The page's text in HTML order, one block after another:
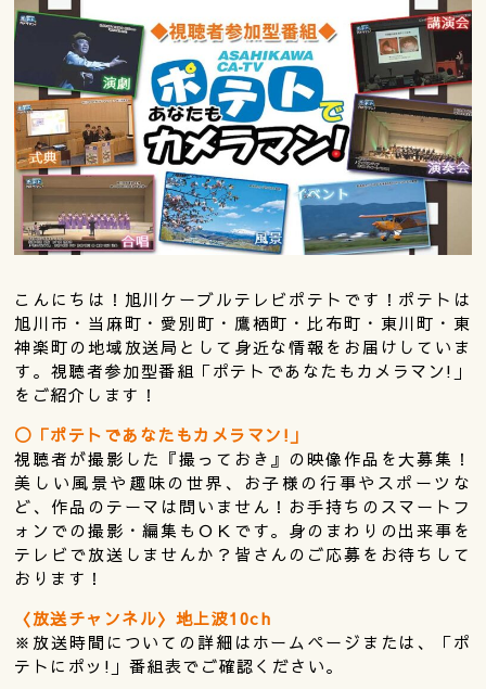
こんにちは！旭川ケーブルテレビポテトです！ポテトは
旭川市・当麻町・愛別町・鷹栖町・比布町・東川町・東
神楽町の地域放送局として身近な情報をお届けしていま
す。視聴者参加型番組「ポテトであなたもカメラマン!」
をご紹介します！
◯「ポテトであなたもカメラマン!」
視聴者が撮影した『撮っておき』の映像作品を大募集！
美しい風景や趣味の世界、お子様の行事やスポーツな
ど、作品のテーマは問いません！お手持ちのスマートフ
ォンでの撮影・編集もＯＫです。身のまわりの出来事を
テレビで放送しませんか？皆さんのご応募をお待ちして
おります！
〈放送チャンネル〉地上波10ch
※放送時間についての詳細はホームページまたは、「ポ
テトにポッ!」番組表でご確認ください。